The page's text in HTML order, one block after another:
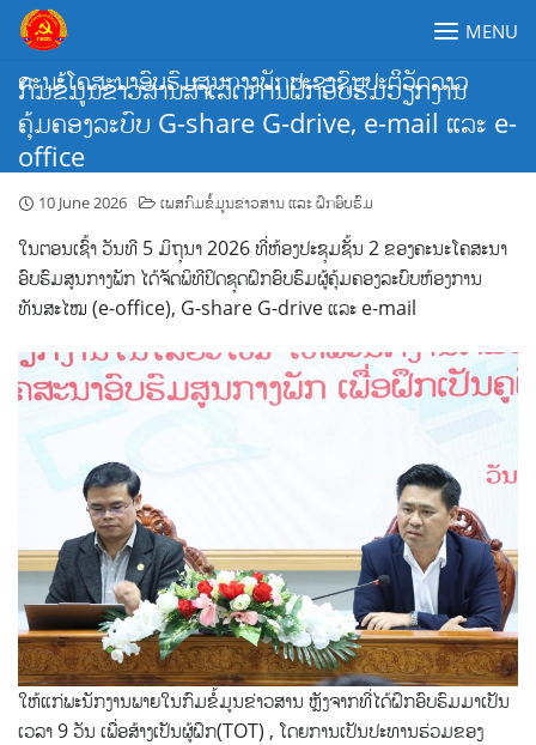
Skip
content
ຄະນະໂຄສະນາອົບຮົມສູນກາງພັກປະຊາຊົນປະຕິວັດລາວ
MENU
ກົມຂໍ້ມູນຂ່າວສານສຳເລັດການຝຶກອົບຮົມວຽກງານ
ຄຸ້ມຄອງລະບົບ G-share G-drive, e-mail ແລະ e-
office
10 June 2026 ເພສກົມຂໍ້ມູນຂ່າວສານ ແລະ ຝຶກອົບຮົມ
ໃນຕອນເຊົ້າ ວັນທີ 5 ມິຖຸນາ 2026 ທີ່ຫ້ອງປະຊຸມຊັ້ນ 2 ຂອງຄະນະໂຄສະນາ
ອົບຮົມສູນກາງພັກ ໄດ້ຈັດພິທີປິດຊຸດຝຶກອົບຮົມຜູ້ຄຸ້ມຄອງລະບົບຫ້ອງການ
ທັນສະໄໝ (e-office), G-share G-drive ແລະ e-mail
ໃຫ້ແກ່ພະນັກງານພາຍໃນກົມຂໍ້ມູນຂ່າວສານ ຫຼັງຈາກທີ່ໄດ້ຝຶກອົບຮົມມາເປັນ
ເວລາ 9 ວັນ ເພື່ອສ້າງເປັນຜູ້ຝຶກ(TOT) , ໂດຍການເປັນປະທານຮ່ວມຂອງ